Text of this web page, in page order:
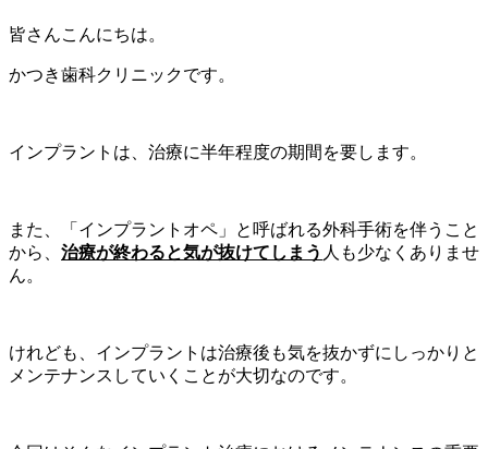
皆さんこんにちは。
かつき歯科クリニックです。
インプラントは、治療に半年程度の期間を要します。
また、「インプラントオペ」と呼ばれる外科手術を伴うこと
から、 治療が終わると気が抜けてしまう 人も少なくありませ
ん。
けれども、インプラントは治療後も気を抜かずにしっかりと
メンテナンスしていくことが大切なのです。